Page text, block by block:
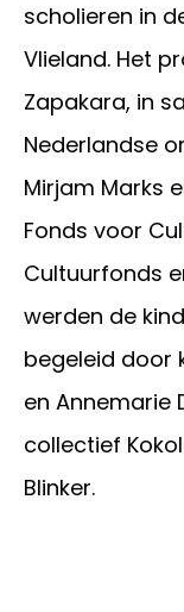
scholieren in
Vlieland. Het
Zapakara, in
Nederlandse
Mirjam Marks
Fonds voor
Cultuurfonds
werden de
begeleid door
en Annemarie
collectief
Blinker.